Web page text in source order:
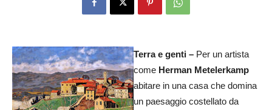
Terra e genti – Per un artista
come Herman Metelerkamp
abitare in una casa che domina
un paesaggio costellato da